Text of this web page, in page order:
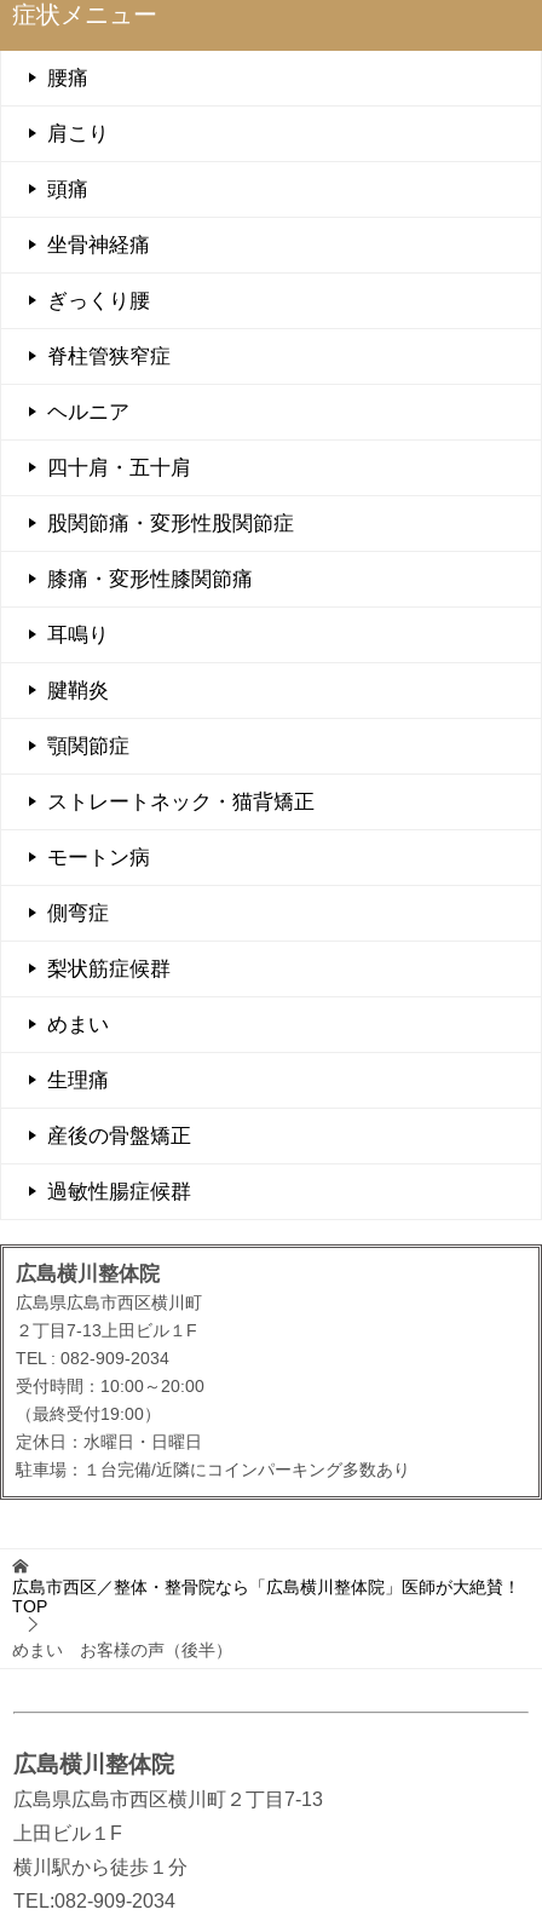
症状メニュー
腰痛
肩こり
頭痛
坐骨神経痛
ぎっくり腰
脊柱管狭窄症
ヘルニア
四十肩・五十肩
股関節痛・変形性股関節症
膝痛・変形性膝関節痛
耳鳴り
腱鞘炎
顎関節症
ストレートネック・猫背矯正
モートン病
側弯症
梨状筋症候群
めまい
生理痛
産後の骨盤矯正
過敏性腸症候群
広島横川整体院
広島県広島市西区横川町
２丁目7-13上田ビル１F
TEL : 082-909-2034
受付時間：10:00～20:00
（最終受付19:00）
定休日：水曜日・日曜日
駐車場：１台完備/近隣にコインパーキング多数あり
広島市西区／整体・整骨院なら「広島横川整体院」医師が大絶賛！
TOP
めまい お客様の声（後半）
広島横川整体院
広島県広島市西区横川町２丁目7-13
上田ビル１F
横川駅から徒歩１分
TEL:082-909-2034